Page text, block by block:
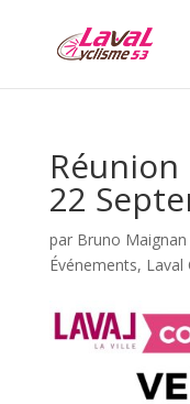
22
par Bruno Maignan
Événements, Laval